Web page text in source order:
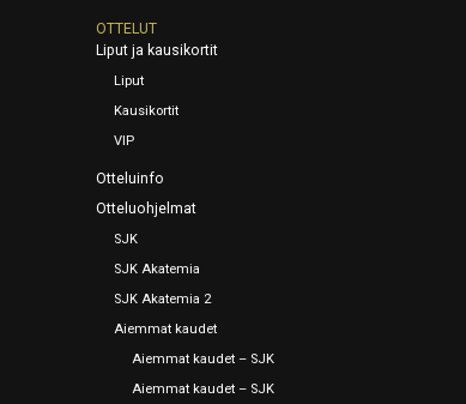
OTTELUT
Liput ja kausikortit
Liput
Kausikortit
VIP
Otteluinfo
Otteluohjelmat
SJK
SJK Akatemia
SJK Akatemia 2
Aiemmat kaudet
Aiemmat kaudet – SJK
Aiemmat kaudet – SJK